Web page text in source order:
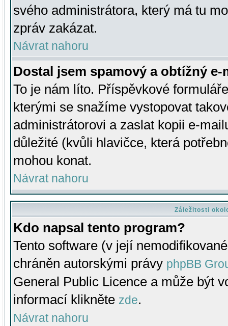
svého administrátora, který má tu
zpráv zakázat.
Návrat nahoru
Dostal jsem spamový a obtížný
To je nám líto. Příspěvkové
kterými se snažíme vystopovat
administrátorovi a zaslat kopii e-
důležité (kvůli hlavičce, která
mohou konat.
Návrat nahoru
Záležitosti
Kdo napsal tento program?
Tento software (v její
chráněn autorskými právy phpBB
General Public Licence a může být
informací klikněte zde.
Návrat nahoru